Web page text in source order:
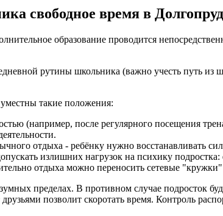
свободное время в
образование проводится
рутины школьника (важно учесть
уместны такие положения:
(например, после регулярного посещения
отдыха - ребёнку нужно восстанавливать
излишних нагрузок на психику
отдыха можно переносить сетевые
пределах. В противном случае подросток
позволит скоротать время. Контроль